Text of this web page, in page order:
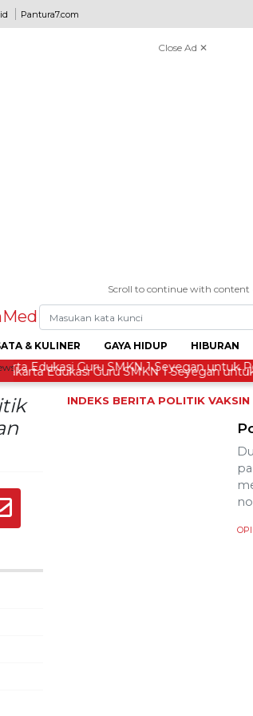
Pantura7.com
Close Ad ✕
Scroll to continue with content
& KULINER GAYA HIDUP HIBURAN
Edukasi Guru SMKN 1 Seyegan untuk
INDEKS BERITA POLITIK VAKSIN